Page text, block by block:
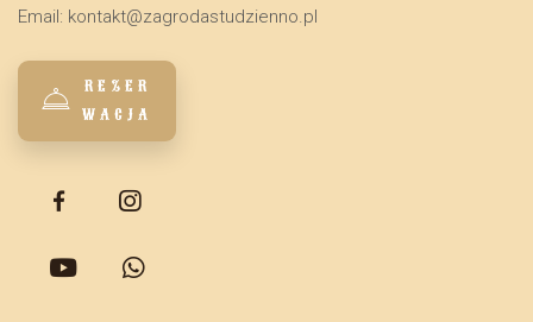
Email: kontakt@zagrodastudzienno.pl
REZER
WACJA